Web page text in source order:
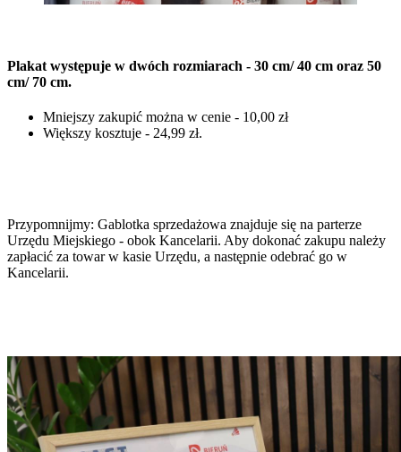
Plakat występuje w dwóch rozmiarach - 30 cm/ 40 cm oraz 50
cm/ 70 cm.
Mniejszy zakupić można w cenie - 10,00 zł
Większy kosztuje - 24,99 zł.
Przypomnijmy: Gablotka sprzedażowa znajduje się na parterze
Urzędu Miejskiego - obok Kancelarii. Aby dokonać zakupu należy
zapłacić za towar w kasie Urzędu, a następnie odebrać go w
Kancelarii.